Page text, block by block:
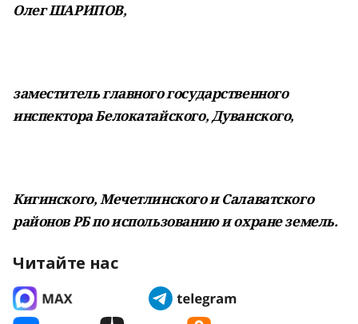
Олег ШАРИПОВ,
заместитель главного государственного
инспектора Белокатайского, Дуванского,
Кигинского, Мечетлинского и Салаватского
районов РБ по использованиюи охране земель.
Читайте нас